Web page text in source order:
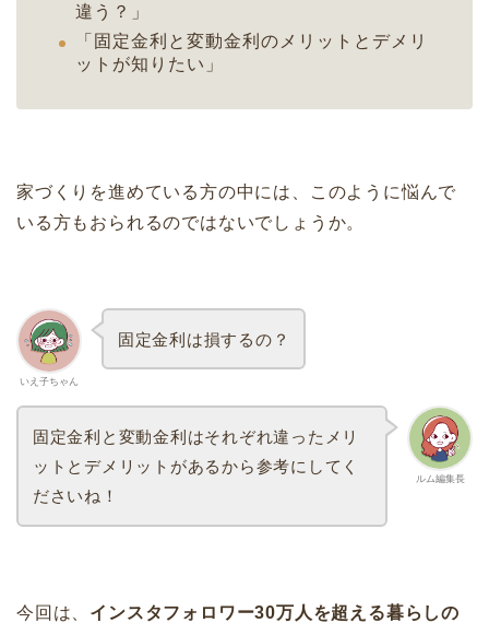
違う？」
「固定金利と変動金利のメリットとデメリ
ットが知りたい」
家づくりを進めている方の中には、このように悩んで
いる方もおられるのではないでしょうか。
いえ子ちゃん
固定金利は損するの？
ルム編集長
固定金利と変動金利はそれぞれ違ったメリ
ットとデメリットがあるから参考にしてく
ださいね！
今回は、 インスタフォロワー30万人を超える暮らしの